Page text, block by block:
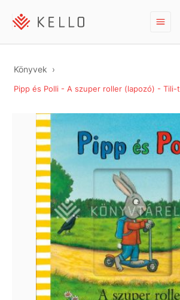
Könyvek
Pipp és Polli - A szuper roller (lapozó) - Tili-